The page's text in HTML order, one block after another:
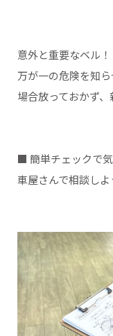
意外と重要なベル！
万が一の危険を知
場合放っておかず、
■ 簡単チェックで
車屋さんで相談しよ